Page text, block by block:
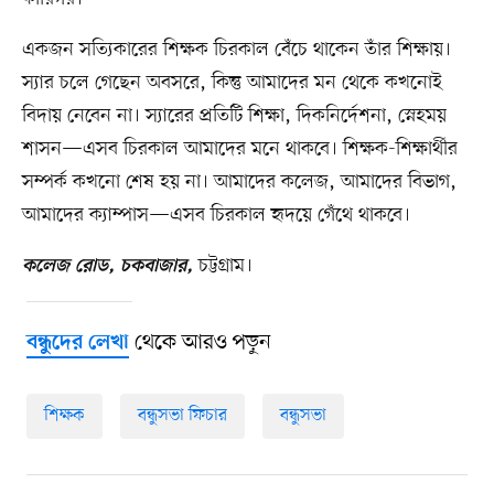
একজন সত্যিকারের শিক্ষক চিরকাল বেঁচে থাকেন তাঁর শিক্ষায়।
স্যার চলে গেছেন অবসরে, কিন্তু আমাদের মন থেকে কখনোই
বিদায় নেবেন না। স্যারের প্রতিটি শিক্ষা, দিকনির্দেশনা, স্নেহময়
শাসন—এসব চিরকাল আমাদের মনে থাকবে। শিক্ষক-শিক্ষার্থীর
সম্পর্ক কখনো শেষ হয় না। আমাদের কলেজ, আমাদের বিভাগ,
আমাদের ক্যাম্পাস—এসব চিরকাল হৃদয়ে গেঁথে থাকবে।
কলেজ রোড, চকবাজার, চট্টগ্রাম।
বন্ধুদের লেখাথেকে আরও পড়ুন
শিক্ষক বন্ধুসভা ফিচার বন্ধুসভা